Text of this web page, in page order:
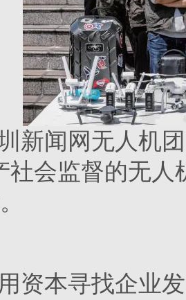
新闻网无人机
社会监督的无
资本寻找企业